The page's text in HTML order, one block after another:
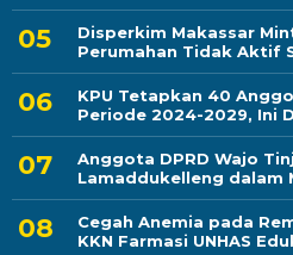
Disperkim Makassar
Perumahan Tidak Aktif
KPU Tetapkan 40
Periode 2024-2029, Ini
Anggota DPRD Wajo
Lamaddukelleng dalam
Cegah Anemia pada
KKN Farmasi UNHAS